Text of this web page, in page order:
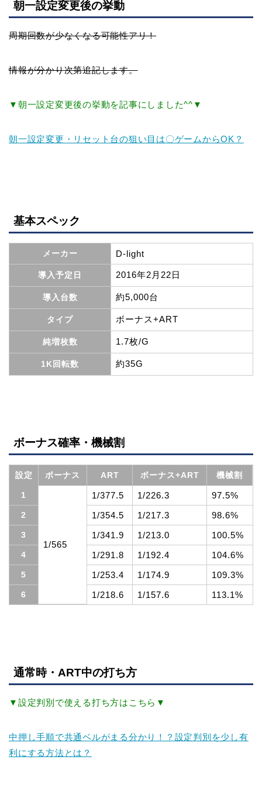
朝一設定変更後の挙動
周期回数が少なくなる可能性アリ！
情報が分かり次第追記します。
▼朝一設定変更後の挙動を記事にしました^^▼
朝一設定変更・リセット台の狙い目は〇ゲームからOK？
基本スペック
メーカー D-light
導入予定日 2016年2月22日
導入台数 約5,000台
タイプ ボーナス+ART
純増枚数 1.7枚/G
1K回転数 約35G
ボーナス確率・機械割
設定 ボーナス ART ボーナス+ART 機械割
1
1/565
1/377.5 1/226.3 97.5%
2 1/354.5 1/217.3 98.6%
3 1/341.9 1/213.0 100.5%
4 1/291.8 1/192.4 104.6%
5 1/253.4 1/174.9 109.3%
6 1/218.6 1/157.6 113.1%
通常時・ART中の打ち方
▼設定判別で使える打ち方はこちら▼
中押し手順で共通ベルがまる分かり！？設定判別を少し有
利にする方法とは？